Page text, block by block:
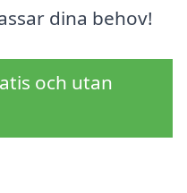
dina behov!
och utan